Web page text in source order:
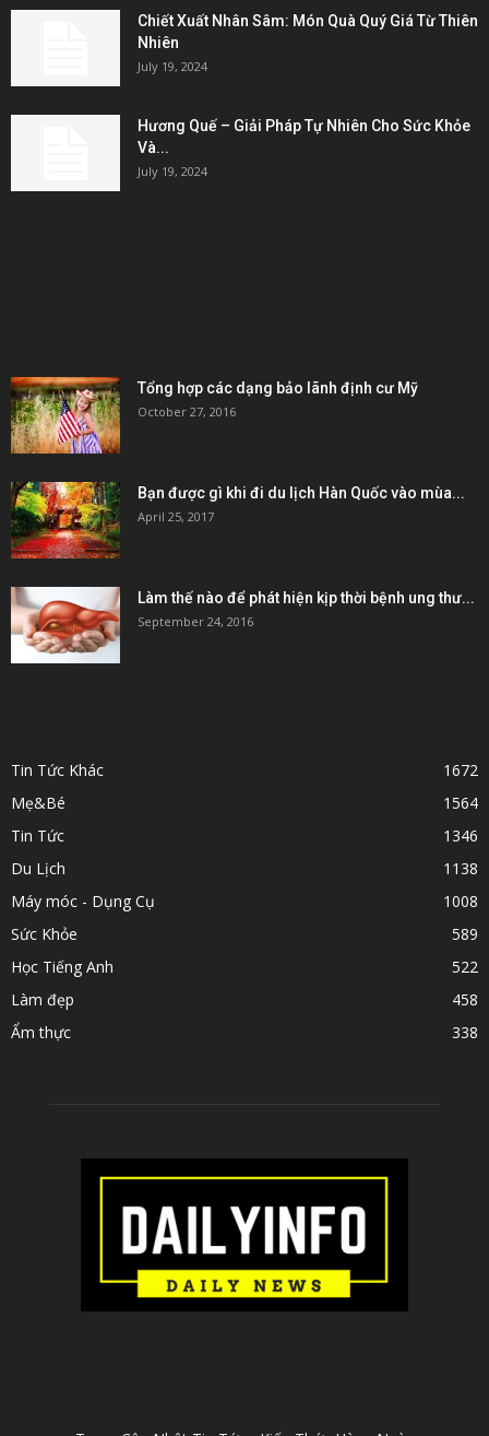
Chiết Xuất Nhân Sâm: Món Quà Quý Giá Từ Thiên
Nhiên
July 19, 2024
Hương Quế – Giải Pháp Tự Nhiên Cho Sức Khỏe
Và...
July 19, 2024
Tổng hợp các dạng bảo lãnh định cư Mỹ
October 27, 2016
Bạn được gì khi đi du lịch Hàn Quốc vào mùa...
April 25, 2017
Làm thế nào để phát hiện kịp thời bệnh ung thư...
September 24, 2016
Tin Tức Khác
1672
Mẹ&Bé
1564
Tin Tức
1346
Du Lịch
1138
Máy móc - Dụng Cụ
1008
Sức Khỏe
589
Học Tiếng Anh
522
Làm đẹp
458
Ẩm thực
338